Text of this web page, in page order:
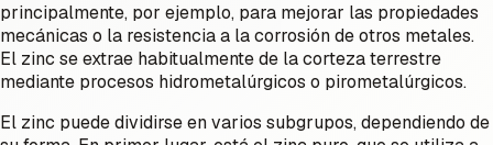
principalmente, por ejemplo, para mejorar las propiedades
mecánicas o la resistencia a la corrosión de otros metales.
El zinc se extrae habitualmente de la corteza terrestre
mediante procesos hidrometalúrgicos o pirometalúrgicos.
El zinc puede dividirse en varios subgrupos, dependiendo de